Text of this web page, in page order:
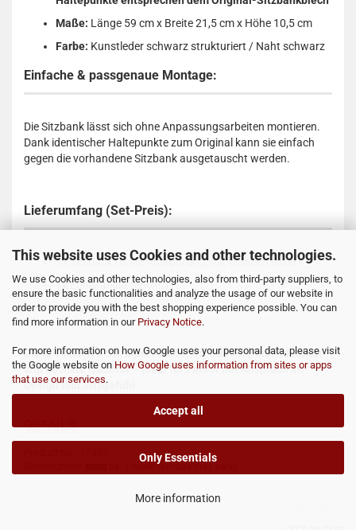
This website uses Cookies and other technologies.
We use Cookies and other technologies, also from third-party suppliers, to
ensure the basic functionalities and analyze the usage of our website in
order to provide you with the best shopping experience possible. You can
find more information in our Privacy Notice.
For more information on how Google uses your personal data, please visit
the Google website on How Google uses information from sites or apps
that use our services.
Accept all
Only Essentials
More information
Maße: Länge 59 cm x Breite 21,5 cm x Höhe 10,5 cm
Farbe: Kunstleder schwarz strukturiert / Naht schwarz
Einfache & passgenaue Montage:
Die Sitzbank lässt sich ohne Anpassungsarbeiten montieren.
Dank identischer Haltepunkte zum Original kann sie einfach
gegen die vorhandene Sitzbank ausgetauscht werden.
Lieferumfang (Set-Preis):
1x Sitzbank (hohe Ausführung, mit Wabenmuster)
1x Edelstahlbodenblech
4x Gummistopfen
Diese exklusive Sitzbank kombiniert Komfort, Individualität
und höchste Qualität – ideal für Fahrer mit Anspruch an
Design und Sitzgefühl.
DETAILS
(abroad may vary)